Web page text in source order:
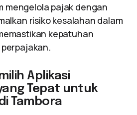
mengelola pajak dengan
risiko kesalahan dalam
kepatuhan
Aplikasi
Tepat untuk
Tambora